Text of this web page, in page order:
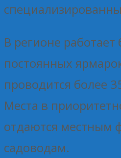
В регионе работает
постоянных
проводится более
Места в
отдаются местным
садоводам.